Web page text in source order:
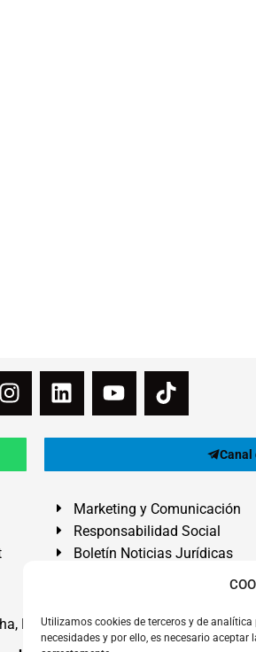
Utilizamos cookies de terceros y de
necesidades y por ello, es necesario
Canal
Marketing y Comunicación
Responsabilidad Social
Boletín Noticias Jurídicas
El Médano, Granadilla de Abona,